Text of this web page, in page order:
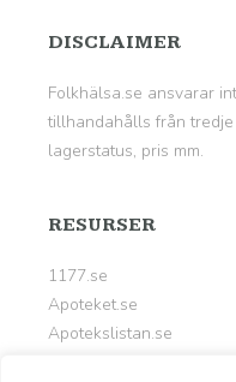
DISCLAIMER
Folkhälsa.se ansvarar
tillhandahålls från
lagerstatus, pris mm.
RESURSER
1177.se
Apoteket.se
Apotekslistan.se